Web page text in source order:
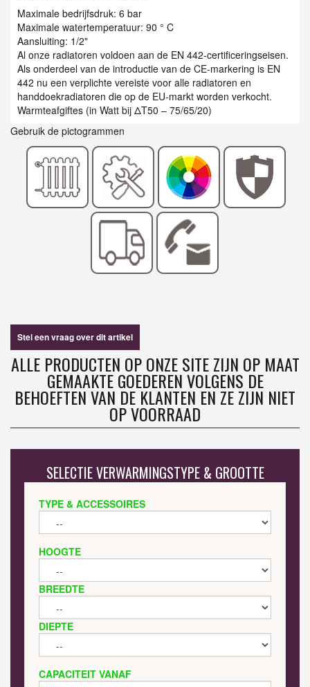
Maximale bedrijfsdruk: 6 bar
Maximale watertemperatuur: 90 ° C
Aansluiting: 1/2"
Al onze radiatoren voldoen aan de EN 442-certificeringseisen.
Als onderdeel van de introductie van de CE-markering is EN
442 nu een verplichte vereiste voor alle radiatoren en
handdoekradiatoren die op de EU-markt worden verkocht.
Warmteafgiftes (in Watt bij ΔT50 – 75/65/20)
Gebruik de pictogrammen
Stel een vraag over dit artikel
ALLE PRODUCTEN OP ONZE SITE ZIJN OP MAAT
GEMAAKTE GOEDEREN VOLGENS DE
BEHOEFTEN VAN DE KLANTEN EN ZE ZIJN NIET
OP VOORRAAD
SELECTIE VERWARMINGSTYPE & GROOTTE
TYPE & ACCESSOIRES
HOOGTE
BREEDTE
DIEPTE
CAPACITEIT VANAF